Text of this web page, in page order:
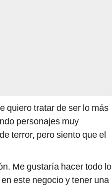
quiero tratar de ser lo más
personajes muy
terror, pero siento que el
Me gustaría hacer todo lo
este negocio y tener una